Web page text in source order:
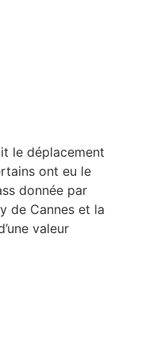
le déplacement
ont eu le
donnée par
de Cannes et la
valeur